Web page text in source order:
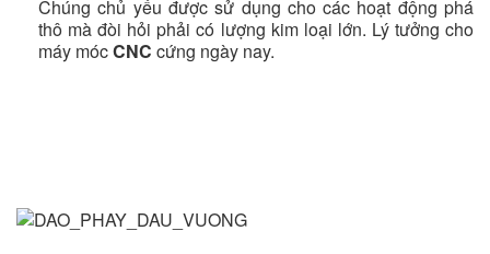
Chúng chủ yếu được sử dụng cho các hoạt động phá
thô mà đòi hỏi phải có lượng kim loại lớn. Lý tưởng cho
máy mócCNC cứng ngày nay.